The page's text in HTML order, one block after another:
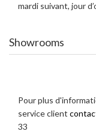
mardi suivant, jour
Showrooms
Pour plus
service client
33